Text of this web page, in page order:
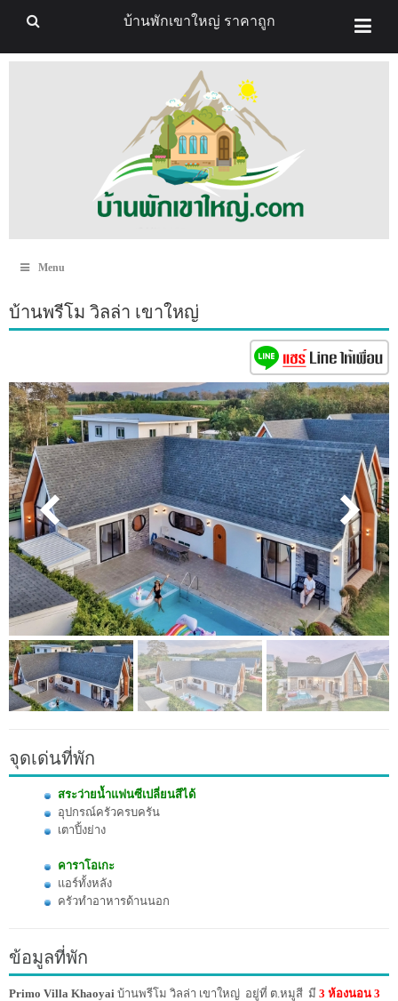
Menu
บ้านพรีโม วิลล่า เขาใหญ่
จุดเด่นที่พัก
สระว่ายน้ำแฟนซีเปลี่ยนสีได้
อุปกรณ์ครัวครบครัน
เตาปิ้งย่าง
คาราโอเกะ
แอร์ทั้งหลัง
ครัวทำอาหารด้านนอก
ข้อมูลที่พัก
Primo Villa Khaoyai บ้านพรีโม วิลล่า เขาใหญ่ อยู่ที่ ต.หมูสี มี 3 ห้องนอน 3
บ้านพักเขาใหญ่ ราคาถูก